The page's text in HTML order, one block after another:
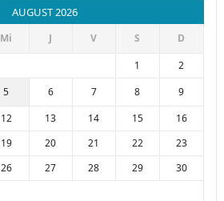
AUGUST 2026
Mi J V S
D
1
2
5 6 7 8
9
12 13 14 15
16
19 20 21 22
23
26 27 28 29
30